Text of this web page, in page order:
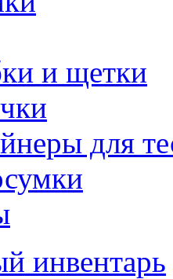
и щетки
для
инвентарь